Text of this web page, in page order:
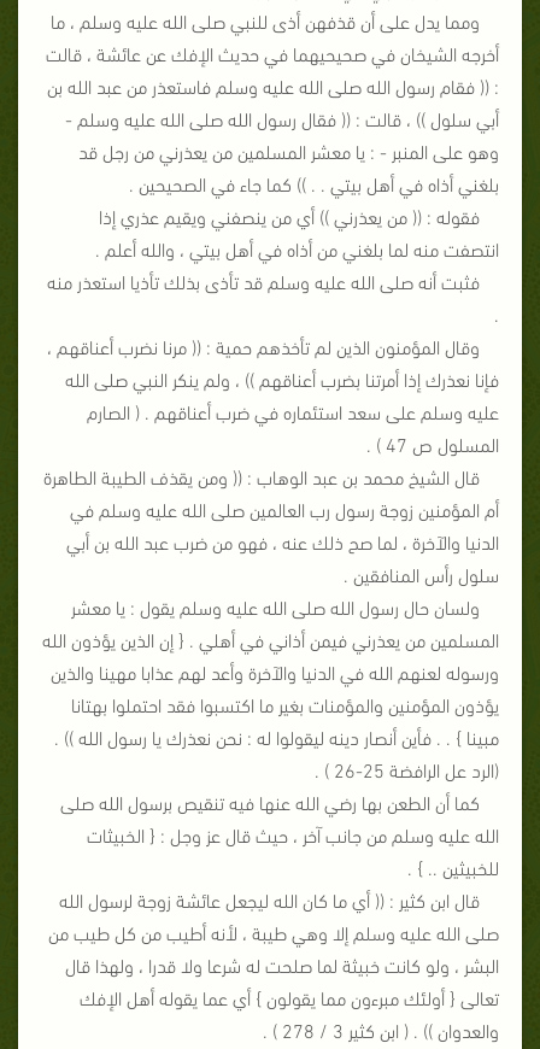
ومما يدل على أن قذفهن أذى للنبي صلى الله عليه وسلم ، ما
أخرجه الشيخان في صحيحيهما في حديث الإفك عن عائشة ، قالت
: (( فقام رسول الله صلى الله عليه وسلم فاستعذر من عبد الله بن
أبي سلول )) ، قالت : (( فقال رسول الله صلى الله عليه وسلم -
وهو على المنبر - : يا معشر المسلمين من يعذرني من رجل قد
بلغني أذاه في أهل بيتي . . )) كما جاء في الصحيحين .
فقوله : (( من يعذرني )) أي من ينصفني ويقيم عذري إذا
انتصفت منه لما بلغني من أذاه في أهل بيتي ، والله أعلم .
فثبت أنه صلى الله عليه وسلم قد تأذى بذلك تأذيا استعذر منه
.
وقال المؤمنون الذين لم تأخذهم حمية : (( مرنا نضرب أعناقهم ،
فإنا نعذرك إذا أمرتنا بضرب أعناقهم )) ، ولم ينكر النبي صلى الله
عليه وسلم على سعد استئماره في ضرب أعناقهم . ( الصارم
المسلول ص 47 ) .
قال الشيخ محمد بن عبد الوهاب : (( ومن يقذف الطيبة الطاهرة
أم المؤمنين زوجة رسول رب العالمين صلى الله عليه وسلم في
الدنيا والآخرة ، لما صح ذلك عنه ، فهو من ضرب عبد الله بن أبي
سلول رأس المنافقين .
ولسان حال رسول الله صلى الله عليه وسلم يقول : يا معشر
المسلمين من يعذرني فيمن أذاني في أهلي . { إن الذين يؤذون الله
ورسوله لعنهم الله في الدنيا والآخرة وأعد لهم عذابا مهينا والذين
يؤذون المؤمنين والمؤمنات بغير ما اكتسبوا فقد احتملوا بهتانا
مبينا } . . فأين أنصار دينه ليقولوا له : نحن نعذرك يا رسول الله )) .
(الرد عل الرافضة 25-26 ) .
كما أن الطعن بها رضي الله عنها فيه تنقيص برسول الله صلى
الله عليه وسلم من جانب آخر ، حيث قال عز وجل : { الخبيثات
للخبيثين .. } .
قال ابن كثير : (( أي ما كان الله ليجعل عائشة زوجة لرسول الله
صلى الله عليه وسلم إلا وهي طيبة ، لأنه أطيب من كل طيب من
البشر ، ولو كانت خبيثة لما صلحت له شرعا ولا قدرا ، ولهذا قال
تعالى { أولئك مبرءون مما يقولون } أي عما يقوله أهل الإفك
والعدوان )) . ( ابن كثير 3 / 278 ) .